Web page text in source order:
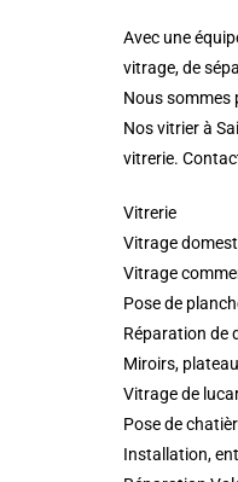
Avec une
vitrage, de
Nous sommes
Nos vitrier à
vitrerie.
Vitrerie
Vitrage
Vitrage
Pose de
Réparation de
Miroirs,
Vitrage de
Pose de
Installation,